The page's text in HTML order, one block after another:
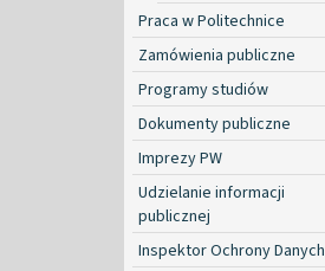
Praca w Politechnice
Zamówienia publiczne
Programy studiów
Dokumenty publiczne
Imprezy PW
Udzielanie informacji
publicznej
Inspektor Ochrony Danych